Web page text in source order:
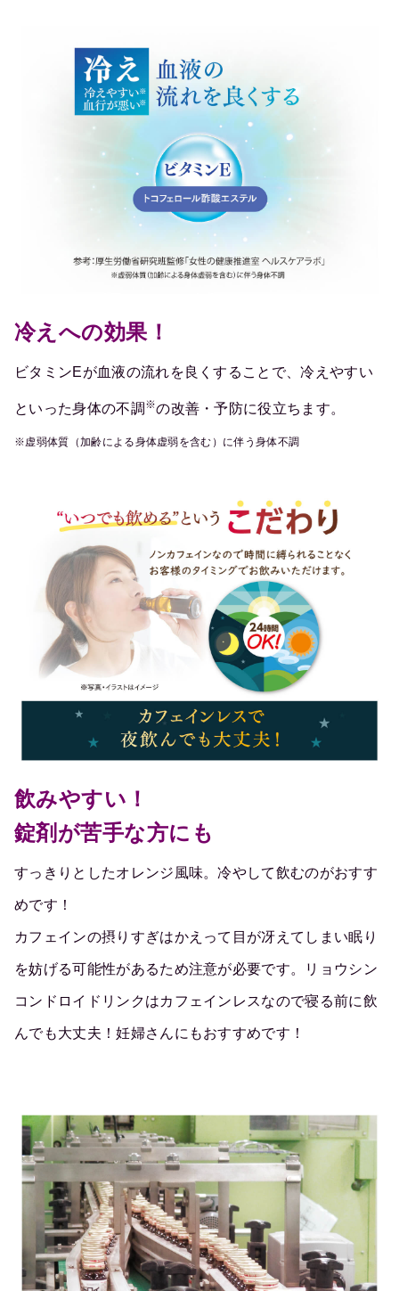
冷えへの効果！
ビタミンEが血液の流れを良くすることで、冷えやすい
といった身体の不調 ※の改善・予防に役立ちます。
※虚弱体質（加齢による身体虚弱を含む）に伴う身体不調
飲みやすい！
錠剤が苦手な方にも
すっきりとしたオレンジ風味。冷やして飲むのがおすす
めです！
カフェインの摂りすぎはかえって目が冴えてしまい眠り
を妨げる可能性があるため注意が必要です。リョウシン
コンドロイドリンクはカフェインレスなので寝る前に飲
んでも大丈夫！妊婦さんにもおすすめです！